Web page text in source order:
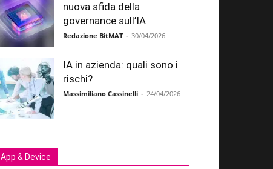
nuova sfida della
governance sull’IA
Redazione BitMAT - 30/04/2026
IA in azienda: quali sono i
rischi?
Massimiliano Cassinelli - 24/04/2026
App & Device